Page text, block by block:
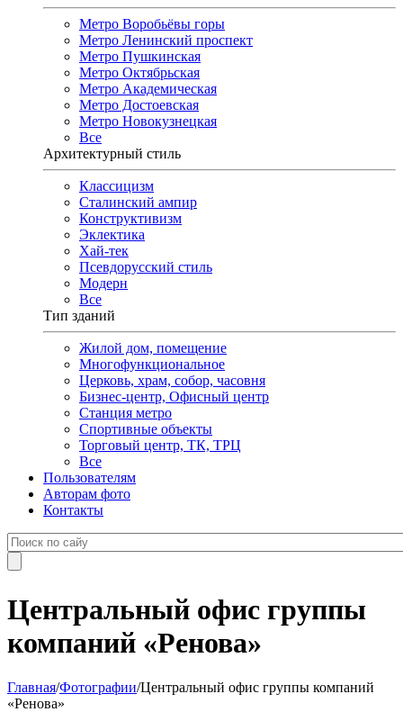
Метро Воробьёвы горы
Метро Ленинский проспект
Метро Пушкинская
Метро Октябрьская
Метро Академическая
Метро Достоевская
Метро Новокузнецкая
Все
Архитектурный стиль
Классицизм
Сталинский ампир
Конструктивизм
Эклектика
Хай-тек
Псевдорусский стиль
Модерн
Все
Тип зданий
Жилой дом, помещение
Многофункциональное
Церковь, храм, собор, часовня
Бизнес-центр, Офисный центр
Станция метро
Спортивные объекты
Торговый центр, ТК, ТРЦ
Все
Пользователям
Авторам фото
Контакты
Центральный офис группы
компаний «Ренова»
Главная/Фотографии/Центральный офис группы компаний
«Ренова»